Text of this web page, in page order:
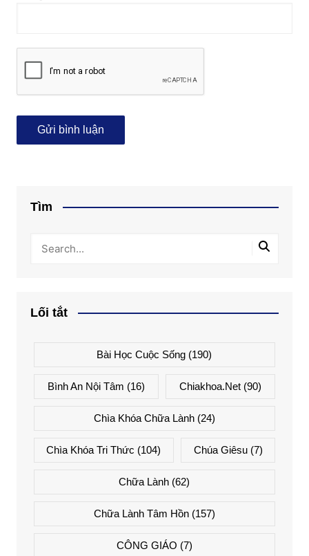
Tìm
Lối tắt
Bài Học Cuộc Sống (190)
Bình An Nội Tâm (16) Chiakhoa.net (90)
Chìa Khóa Chữa Lành(24)
Chìa Khóa Tri Thức (104) Chúa Giêsu(7)
Chữa Lành (62)
Chữa Lành Tâm Hồn(157)
CÔNG GIÁO (7)